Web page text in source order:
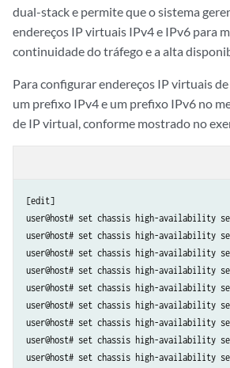
dual-stack e permite que o sistema
endereços IP virtuais IPv4 e IPv6 para
continuidade do tráfego e a alta
Para configurar endereços IP virtuais
um prefixo IPv4 e um prefixo IPv6 no
de IP virtual, conforme mostrado no
[edit]
user@host# set chassis high-availability
user@host# set chassis high-availability
user@host# set chassis high-availability
user@host# set chassis high-availability
user@host# set chassis high-availability
user@host# set chassis high-availability
user@host# set chassis high-availability
user@host# set chassis high-availability
user@host# set chassis high-availability